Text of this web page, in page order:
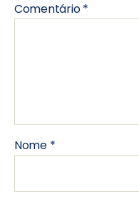
Comentário*
Nome *